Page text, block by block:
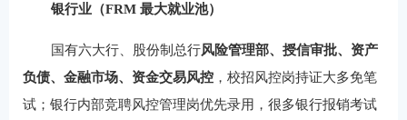
银行业（FRM 最大就业池）
国有六大行、股份制总行风险管理部、授信审批、资产
负债、金融市场、资金交易风控 ，校招风控岗持证大多免笔
试；银行内部竞聘风控管理岗优先录用，很多银行报销考试